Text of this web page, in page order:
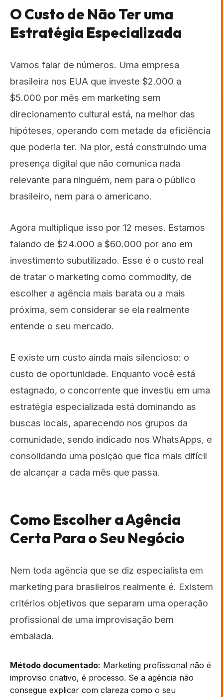
O Custo de Não Ter uma
Estratégia Especializada
Vamos falar de números. Uma empresa
brasileira nos EUA que investe $2.000 a
$5.000 por mês em marketing sem
direcionamento cultural está, na melhor das
hipóteses, operando com metade da eficiência
que poderia ter. Na pior, está construindo uma
presença digital que não comunica nada
relevante para ninguém, nem para o público
brasileiro, nem para o americano.
Agora multiplique isso por 12 meses. Estamos
falando de $24.000 a $60.000 por ano em
investimento subutilizado. Esse é o custo real
de tratar o marketing como commodity, de
escolher a agência mais barata ou a mais
próxima, sem considerar se ela realmente
entende o seu mercado.
E existe um custo ainda mais silencioso: o
custo de oportunidade. Enquanto você está
estagnado, o concorrente que investiu em uma
estratégia especializada está dominando as
buscas locais, aparecendo nos grupos da
comunidade, sendo indicado nos WhatsApps, e
consolidando uma posição que fica mais difícil
de alcançar a cada mês que passa.
Como Escolher a Agência
Certa Para o Seu Negócio
Nem toda agência que se diz especialista em
marketing para brasileiros realmente é. Existem
critérios objetivos que separam uma operação
profissional de uma improvisação bem
embalada.
Método documentado: Marketing profissional não é
improviso criativo, é processo. Se a agência não
consegue explicar com clareza como o seu